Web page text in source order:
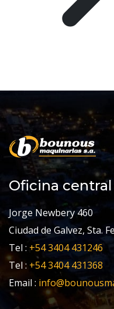
Oficina central
Jorge Newbery 460
Ciudad de Galvez, Sta.
Tel : +54 3404 431246
Tel : +54 3404 431368
Email :